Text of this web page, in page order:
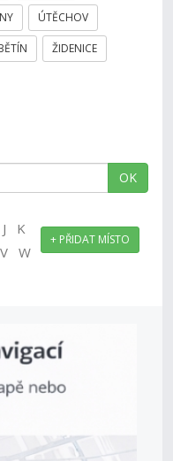
ÚTĚCHOV
ŽIDENICE
OK
+ PŘIDAT MÍSTO
K
W